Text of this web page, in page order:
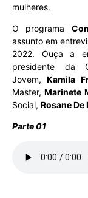
mulheres.
O programa
assunto em
2022. Ouça a
presidente da
Jovem,Kamila
Master,Marinete
Social, Rosane De
Parte 01